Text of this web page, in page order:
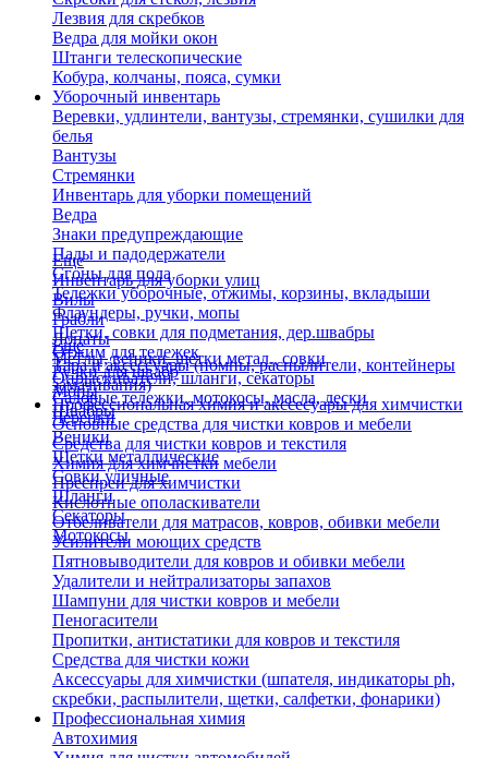
Лезвия для скребков
Ведра для мойки окон
Штанги телескопические
Кобура, колчаны, пояса, сумки
Уборочный инвентарь
Веревки, удлинтели, вантузы, стремянки, сушилки для
белья
Вантузы
Стремянки
Инвентарь для уборки помещений
Ведра
Знаки предупреждающие
Пады и падодержатели
Сгоны для пола
Тележки уборочные, отжимы, корзины, вкладыши
Флаундеры, ручки, мопы
Щетки, совки для подметания, дер.швабры
Отжим для тележек
Ручки для швабр
Мопы
Швабры
Еще
Инвентарь для уборки улиц
Вилы
Грабли
Лопаты
Метлы, веники, щетки метал., совки
Опрыскиватели, шланги, секаторы
Садовые тележки, мотокосы, масла, лески
Черенки
Веники
Щетки металлические
Совки уличные
Шланги
Секаторы
Мотокосы
Еще
Тара и аксессуары (помпы, распылители, контейнеры
замачивания)
Профессиональная химия и акссесуары для химчистки
Основные средства для чистки ковров и мебели
Средства для чистки ковров и текстиля
Химия для химчистки мебели
Преспреи для химчистки
Кислотные ополаскиватели
Отбеливатели для матрасов, ковров, обивки мебели
Усилители моющих средств
Пятновыводители для ковров и обивки мебели
Удалители и нейтрализаторы запахов
Шампуни для чистки ковров и мебели
Пеногасители
Пропитки, антистатики для ковров и текстиля
Средства для чистки кожи
Аксессуары для химчистки (шпателя, индикаторы ph,
скребки, распылители, щетки, салфетки, фонарики)
Профессиональная химия
Автохимия